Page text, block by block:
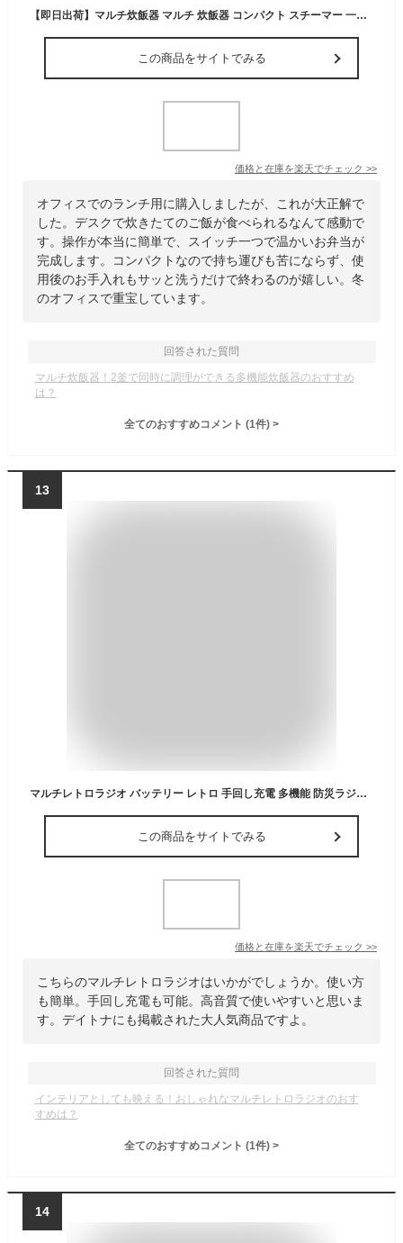
【即日出荷】マルチ炊飯器 マルチ 炊飯器 コンパクト スチーマー 一人暮らし用 一人暮らし 1合 ハンディ 弁当箱 電気 オフィス 持ち運び 外出 軽量 操作 簡単 手入れ スチーム 冬 オフィス用 オフィス SOUYI SY-110
この商品をサイトでみる
価格と在庫を楽天でチェック >>
オフィスでのランチ用に購入しましたが、これが大正解で
した。デスクで炊きたてのご飯が食べられるなんて感動で
す。操作が本当に簡単で、スイッチ一つで温かいお弁当が
完成します。コンパクトなので持ち運びも苦にならず、使
用後のお手入れもサッと洗うだけで終わるのが嬉しい。冬
のオフィスで重宝しています。
回答された質問
マルチ炊飯器！2釜で同時に調理ができる多機能炊飯器のおすすめ
は？
全てのおすすめコメント (1件) >
13
マルチレトロラジオ バッテリー レトロ 手回し充電 多機能 防災ラジオ ラジオ おしゃれ 小型 防災 デイトナ 掲載 世田谷ベース スピーカー bluetooth アウトドア シンシア RELAX リラックス RE-096
この商品をサイトでみる
価格と在庫を楽天でチェック >>
こちらのマルチレトロラジオはいかがでしょうか。使い方
も簡単。手回し充電も可能。高音質で使いやすいと思いま
す。デイトナにも掲載された大人気商品ですよ。
回答された質問
インテリアとしても映える！おしゃれなマルチレトロラジオのおす
すめは？
全てのおすすめコメント (1件) >
14